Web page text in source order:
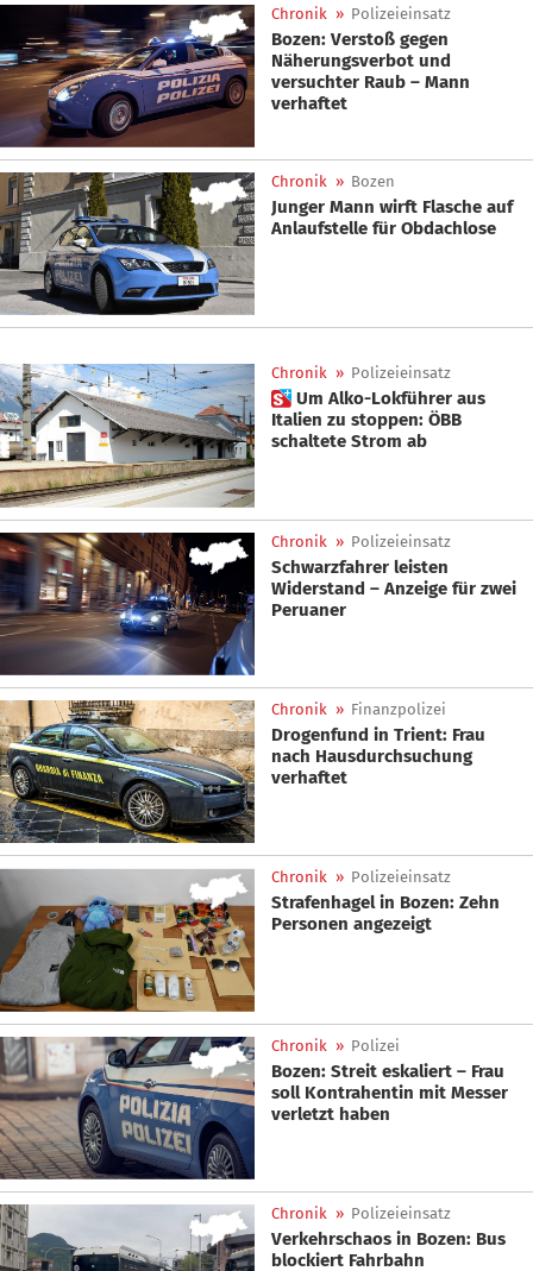
Chronik » Polizeieinsatz
Bozen: Verstoß gegen
Näherungsverbot und
versuchter Raub – Mann
verhaftet
Chronik » Bozen
Junger Mann wirft Flasche auf
Anlaufstelle für Obdachlose
Chronik » Polizeieinsatz
 Um Alko-Lokführer aus
Italien zu stoppen: ÖBB
schaltete Strom ab
Chronik » Polizeieinsatz
Schwarzfahrer leisten
Widerstand – Anzeige für zwei
Peruaner
Chronik » Finanzpolizei
Drogenfund in Trient: Frau
nach Hausdurchsuchung
verhaftet
Chronik » Polizeieinsatz
Strafenhagel in Bozen: Zehn
Personen angezeigt
Chronik » Polizei
Bozen: Streit eskaliert – Frau
soll Kontrahentin mit Messer
verletzt haben
Chronik » Polizeieinsatz
Verkehrschaos in Bozen: Bus
blockiert Fahrbahn